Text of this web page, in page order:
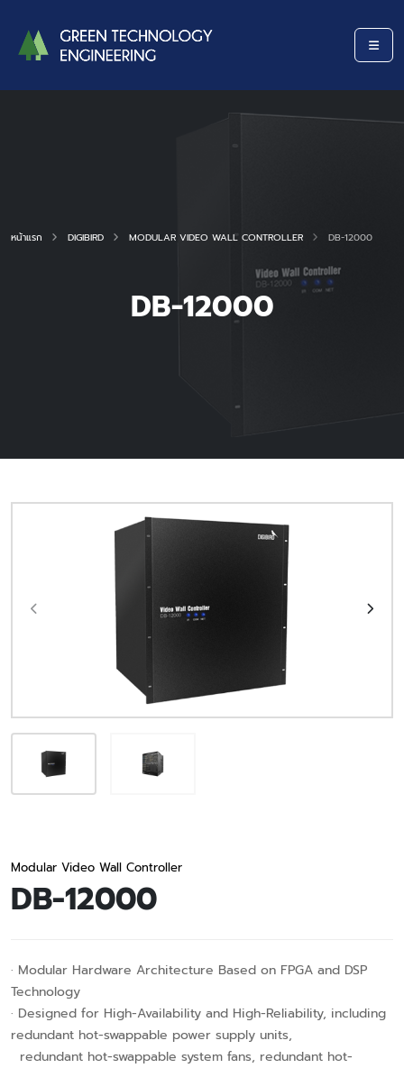
DB-12000
หน้าแรก DIGIBIRD MODULAR VIDEO WALL CONTROLLER DB-12000
Modular Video Wall Controller
DB-12000
· Modular Hardware Architecture Based on FPGA and DSP
Technology
· Designed for High-Availability and High-Reliability, including
redundant hot-swappable power supply units,
redundant hot-swappable system fans, redundant hot-